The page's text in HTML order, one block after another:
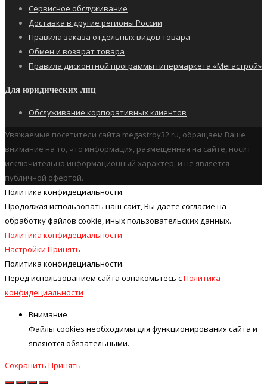
Сервисное обслуживание
Доставка в другие регионы России
Правила заказа отдельных видов товара
Обмен и возврат товара
Правила дисконтной программы гипермаркета «Мегастрой»
Для юридических лиц
Обслуживание корпоративных клиентов
Уважаемые посетители сайта megastroy32.ru, обращаем Ваше
внимание на то, что информация, размещенная на сайте, носит
исключительно информационный характер, и не является
публичной офертой.
Политика конфидециальности.
Продолжая использовать наш cайт, Вы даете согласие на
обработку файлов cookie, иных пользовательских данных.
Политика конфидециальности
Настройки Принять
Политика конфидециальности.
Перед использованием сайта ознакомьтесь сПолитика
конфидециальности
Внимание
Файлы cookies необходимы для функционирования сайта и
являются обязательными.
Сохранить Принять